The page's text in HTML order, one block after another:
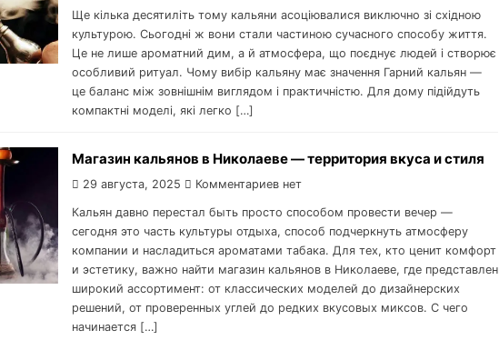
Ще кілька десятиліть тому кальяни асоціювалися виключно зі східною
культурою. Сьогодні ж вони стали частиною сучасного способу життя.
Це не лише ароматний дим, а й атмосфера, що поєднує людей і створює
особливий ритуал. Чому вибір кальяну має значення Гарний кальян —
це баланс між зовнішнім виглядом і практичністю. Для дому підійдуть
компактні моделі, які легко […]
Магазин кальянов в Николаеве — территория вкуса и стиля
29 августа, 2025 Комментариев нет
Кальян давно перестал быть просто способом провести вечер —
сегодня это часть культуры отдыха, способ подчеркнуть атмосферу
компании и насладиться ароматами табака. Для тех, кто ценит комфорт
и эстетику, важно найти магазин кальянов в Николаеве, где представлен
широкий ассортимент: от классических моделей до дизайнерских
решений, от проверенных углей до редких вкусовых миксов. С чего
начинается […]